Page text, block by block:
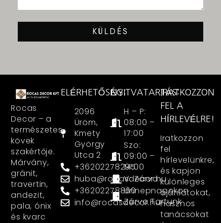
KÜLDÉS
Rocas
Decor – a
természetes
kövek
szakértője.
Márvány,
gránit,
travertin,
andezit,
pala, ónix
és kvarc
ELÉRHETŐSÉG:
2096
Üröm,
Kmety
György
Utca 2
+36202278295
huba@rocasdecor.hu
+36202278860
info@rocasdecor.hu
NYITVATARTÁS:
H – P:
08:00 –
17:00
Szo:
09:00 –
14:00
V: Zárva
Ünnepnapokon
Zárva Tartunk
IRATKOZZON
FEL A
HÍRLEVÉLRE!
Iratkozzon
fel
hírlevelünkre,
és kapjon
különleges
ajánlatokat,
hasznos
tanácsokat